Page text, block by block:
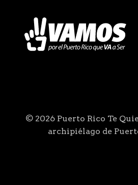
© 2026 Puerto Rico Te
archipiélago de